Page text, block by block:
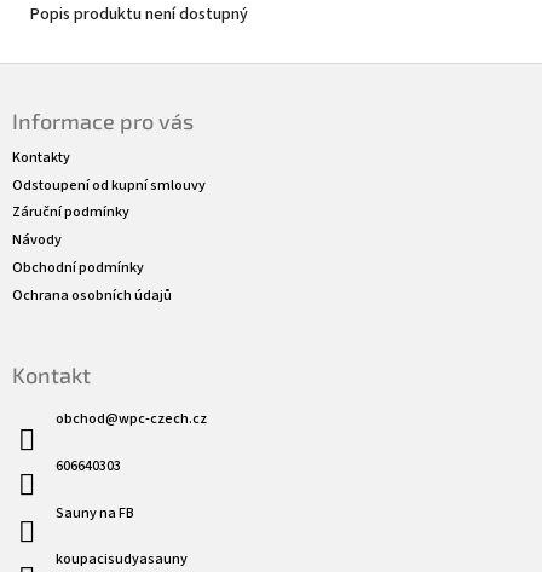
Popis produktu není dostupný
Informace pro vás
Kontakty
Odstoupení od kupní smlouvy
Záruční podmínky
Návody
Obchodní podmínky
Ochrana osobních údajů
Kontakt
obchod@wpc-czech.cz
606640303
Sauny na FB
koupacisudyasauny